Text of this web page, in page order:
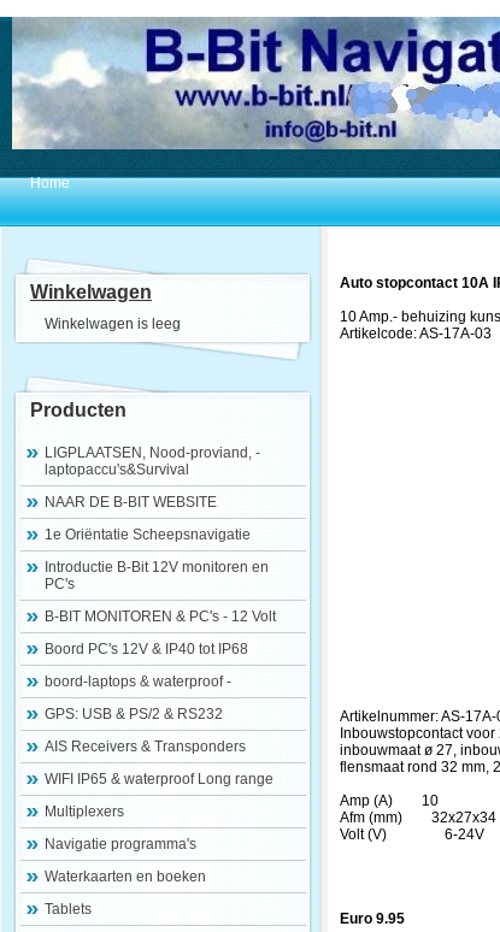
Home
Winkelwagen
Winkelwagen is leeg
Producten
LIGPLAATSEN, Nood-proviand, -
laptopaccu's&Survival
NAAR DE B-BIT WEBSITE
1e Oriëntatie Scheepsnavigatie
Introductie B-Bit 12V monitoren en
PC's
B-BIT MONITOREN & PC's - 12 Volt
Boord PC's 12V & IP40 tot IP68
boord-laptops & waterproof -
GPS: USB & PS/2 & RS232
AIS Receivers & Transponders
WIFI IP65 & waterproof Long range
Multiplexers
Navigatie programma's
Waterkaarten en boeken
Tablets
Auto stopcontact 10A
10 Amp.- behuizing
Artikelcode: AS-17A-03
Artikelnummer: AS-17A-
Inbouwstopcontact
inbouwmaat ø 27,
flensmaat rond 32 mm,
Amp (A) 10
Afm (mm) 32x27x34
Volt (V) 6-24V
Euro 9.95